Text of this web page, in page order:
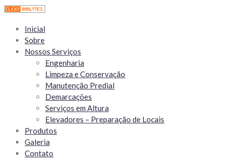
Inicial
Sobre
Nossos Serviços
Engenharia
Limpeza e Conservação
Manutenção Predial
Demarcações
Serviços em Altura
Elevadores – Preparação de Locais
Produtos
Galeria
Contato